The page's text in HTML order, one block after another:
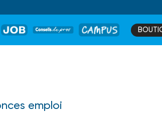
JOB
DE
CAMPUS
emploi